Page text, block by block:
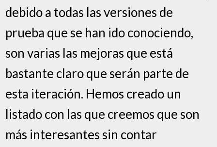
debido a todas las versiones de
prueba que se han ido conociendo,
son varias las mejoras que está
bastante claro que serán parte de
esta iteración. Hemos creado un
listado con las que creemos que son
más interesantes sin contar